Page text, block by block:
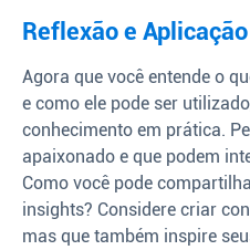
Reflexão e
Agora que você entende o
e como ele pode ser
conhecimento em prática.
apaixonado e que podem
Como você pode
insights? Considere criar
mas que também inspire